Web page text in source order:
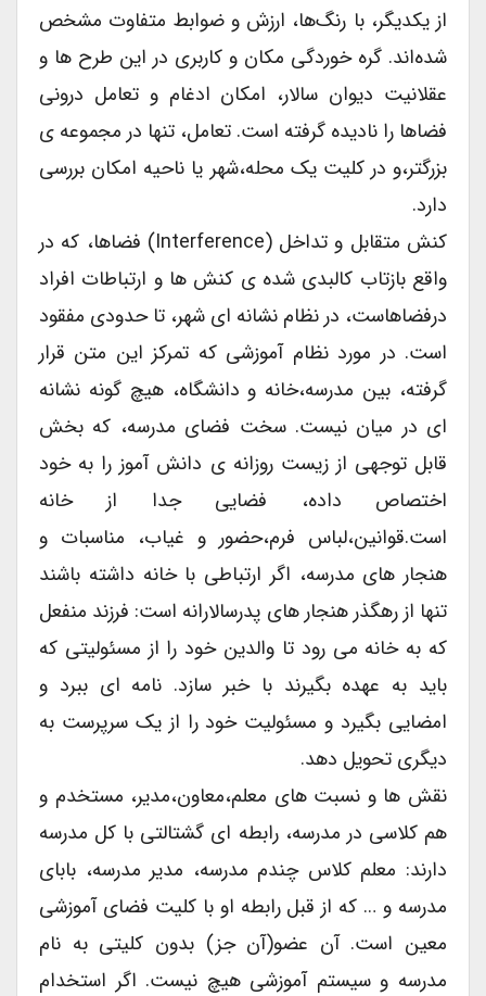
از یکدیگر، با رنگ‌ها، ارزش و ضوابط متفاوت مشخص
شده‌اند. گره خوردگی مکان و کاربری در این طرح ها و
عقلانیت دیوان سالار، امکان ادغام و تعامل درونی
فضاها را نادیده گرفته است. تعامل، تنها در مجموعه ی
بزرگتر،و در کلیت یک محله،شهر یا ناحیه امکان بررسی
دارد.
کنش متقابل و تداخل (interference) فضاها، که در
واقع بازتاب کالبدی شده ی کنش ها و ارتباطات افراد
درفضاهاست، در نظام نشانه ای شهر، تا حدودی مفقود
است. در مورد نظام آموزشی که تمرکز این متن قرار
گرفته، بین مدرسه،خانه و دانشگاه، هیچ گونه نشانه
ای در میان نیست. سخت فضای مدرسه، که بخش
قابل توجهی از زیست روزانه ی دانش آموز را به خود
اختصاص داده، فضایی جدا از خانه
است.قوانین،لباس فرم،حضور و غیاب، مناسبات و
هنجار های مدرسه، اگر ارتباطی با خانه داشته باشند
تنها از رهگذر هنجار های پدرسالارانه است: فرزند منفعل
که به خانه می رود تا والدین خود را از مسئولیتی که
باید به عهده بگیرند با خبر سازد. نامه ای ببرد و
امضایی بگیرد و مسئولیت خود را از یک سرپرست به
دیگری تحویل دهد.
نقش ها و نسبت های معلم،معاون،مدیر، مستخدم و
هم کلاسی در مدرسه، رابطه ای گشتالتی با کل مدرسه
دارند: معلم کلاس چندم مدرسه، مدیر مدرسه، بابای
مدرسه و … که از قبل رابطه او با کلیت فضای آموزشی
معین است. آن عضو(آن جز) بدون کلیتی به نام
مدرسه و سیستم آموزشی هیچ نیست. اگر استخدام